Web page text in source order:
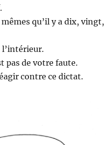
qu’il y a dix, vingt,
pas de votre faute.
contre ce dictat.